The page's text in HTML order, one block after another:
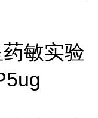
敏实验